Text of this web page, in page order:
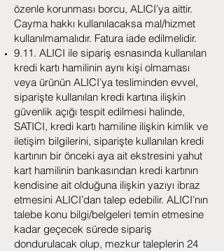
özenle korunması borcu, ALICI’ya aittir.
Cayma hakkı kullanılacaksa mal/hizmet
kullanılmamalıdır. Fatura iade edilmelidir.
9.11. ALICI ile sipariş esnasında kullanılan
kredi kartı hamilinin aynı kişi olmaması
veya ürünün ALICI’ya tesliminden evvel,
siparişte kullanılan kredi kartına ilişkin
güvenlik açığı tespit edilmesi halinde,
SATICI, kredi kartı hamiline ilişkin kimlik ve
iletişim bilgilerini, siparişte kullanılan kredi
kartının bir önceki aya ait ekstresini yahut
kart hamilinin bankasından kredi kartının
kendisine ait olduğuna ilişkin yazıyı ibraz
etmesini ALICI’dan talep edebilir. ALICI’nın
talebe konu bilgi/belgeleri temin etmesine
kadar geçecek sürede sipariş
dondurulacak olup, mezkur taleplerin 24